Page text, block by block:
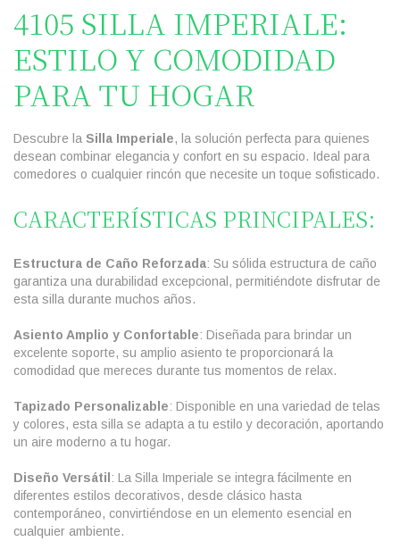
4105 SILLA IMPERIALE:
ESTILO Y COMODIDAD
PARA TU HOGAR
Descubre la Silla Imperiale, la solución perfecta para quienes
desean combinar elegancia y confort en su espacio. Ideal para
comedores o cualquier rincón que necesite un toque sofisticado.
CARACTERÍSTICAS PRINCIPALES:
Estructura de Caño Reforzada: Su sólida estructura de caño
garantiza una durabilidad excepcional, permitiéndote disfrutar de
esta silla durante muchos años.
Asiento Amplio y Confortable: Diseñada para brindar un
excelente soporte, su amplio asiento te proporcionará la
comodidad que mereces durante tus momentos de relax.
Tapizado Personalizable: Disponible en una variedad de telas
y colores, esta silla se adapta a tu estilo y decoración, aportando
un aire moderno a tu hogar.
Diseño Versátil : La Silla Imperiale se integra fácilmente en
diferentes estilos decorativos, desde clásico hasta
contemporáneo, convirtiéndose en un elemento esencial en
cualquier ambiente.